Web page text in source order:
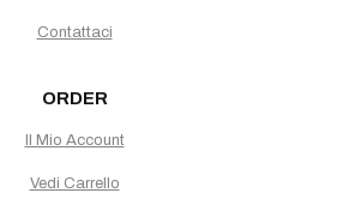
Contattaci
ORDER
Il Mio Account
Vedi Carrello